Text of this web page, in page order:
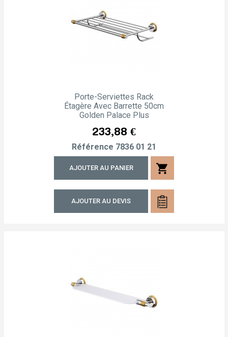
Porte-Serviettes Rack
Étagère Avec Barrette 50cm
Golden Palace Plus
Prix
233,88 €
Référence 7836 01 21
AJOUTER AU PANIER shopping_cart
AJOUTER AU DEVIS